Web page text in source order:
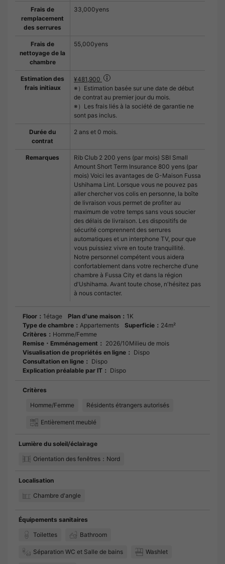
Frais de
remplacement
des serrures
33,000yens
Frais de
nettoyage de la
chambre
55,000yens
Estimation des
frais initiaux
¥481,900
※）Estimation basée sur une date de début
de contrat au premier jour du mois.
※）Les frais liés à la société de garantie ne
sont pas inclus.
Durée du
contrat
2 ans et 0 mois.
Remarques
Rib Club 2 200 yens (par mois) SBI Small
Amount Short Term Insurance 800 yens (par
mois) Voici les avantages de G-Maison Fussa
Ushihama Lint. Lorsque vous ne pouvez pas
aller chercher vos colis en personne, la boîte
de livraison vous permet de profiter au
maximum de votre temps sans vous soucier
des délais de livraison. Les dispositifs de
sécurité comprennent des serrures
automatiques et un interphone TV, pour que
vous puissiez vivre en toute tranquillité.
Notre personnel compétent vous aidera
confortablement dans votre recherche d'une
chambre à Fussa City et dans la région
d'Ushihama. Avant toute chose, n'hésitez pas
à nous contacter.
Floor： 1étage Plan d'une maison： 1K
Type de chambre： Appartements Superficie： 24m²
Critères： Homme/Femme
Remise・Emménagement： 2026/10Milieu de mois
Visualisation de propriétés en ligne： Dispo
Consultation en ligne： Dispo
Explication préalable par IT： Dispo
Critères
Homme/Femme
Résidents étrangers autorisés
Entièrement meublé
Lumière du soleil/éclairage
Orientation des fenêtres：Nord
Localisation
Chambre d'angle
Équipements sanitaires
Toilettes
Bathroom
Séparation WC et Salle de bains Washlet